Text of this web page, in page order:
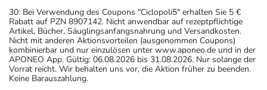
30: Bei Verwendung des Coupons "Ciclopoli5" erhalten Sie 5 €
Rabatt auf PZN 8907142. Nicht anwendbar auf rezeptpflichtige
Artikel, Bücher, Säuglingsanfangsnahrung und Versandkosten.
Nicht mit anderen Aktionsvorteilen (ausgenommen Coupons)
kombinierbar und nur einzulösen unter www.aponeo.de und in der
APONEO App. Gültig: 06.08.2026 bis 31.08.2026. Nur solange der
Vorrat reicht. Wir behalten uns vor, die Aktion früher zu beenden.
Keine Barauszahlung.